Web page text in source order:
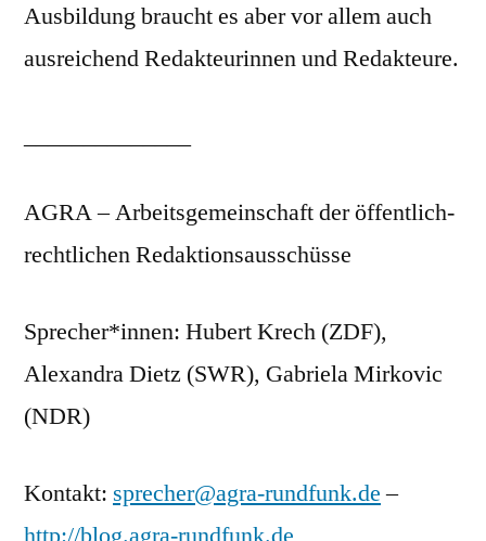
Ausbildung braucht es aber vor allem auch
ausreichend Redakteurinnen und Redakteure.
AGRA – Arbeitsgemeinschaft der öffentlich-
rechtlichen Redaktionsausschüsse
Sprecher*innen: Hubert Krech (ZDF),
Alexandra Dietz (SWR), Gabriela Mirkovic
(NDR)
Kontakt: sprecher@agra-rundfunk.de–